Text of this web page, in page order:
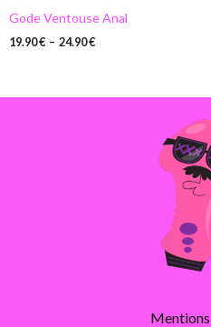
Gode Ventouse Anal
19.90€ – 24.90€